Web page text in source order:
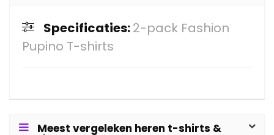
Specificaties:2-pack Fashion
Pupino T-shirts
Meest vergeleken heren t-shirts &